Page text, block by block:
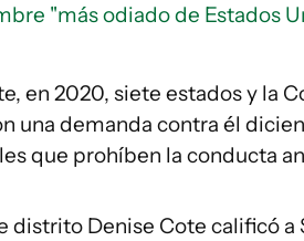
"más odiado de Estados
en 2020, siete estados y la
una demanda contra él
que prohíben la conducta
distrito Denise Cote calificó a